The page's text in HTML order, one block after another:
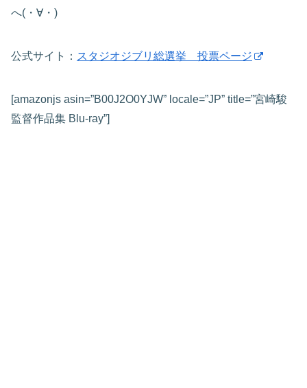
へ(・∀・)
公式サイト： スタジオジブリ総選挙 投票ページ
[amazonjs asin=”B00J2O0YJW” locale=”JP” title=”宮崎駿
監督作品集 Blu-ray”]